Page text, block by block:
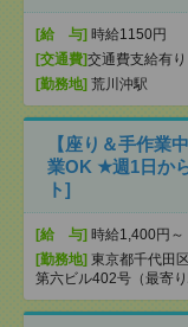
[給 与] 時給1150円
[交通費]交通費支給有り
[勤務地] 荒川沖駅
【座り＆手作業
業OK ★週1日か
ト]
[給 与] 時給1,400円～
[勤務地] 東京都千代田
第六ビル402号（最寄り